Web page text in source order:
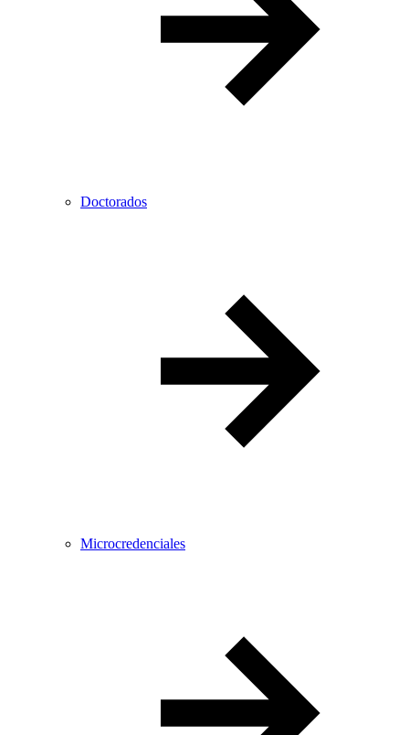
Doctorados
Microcredenciales